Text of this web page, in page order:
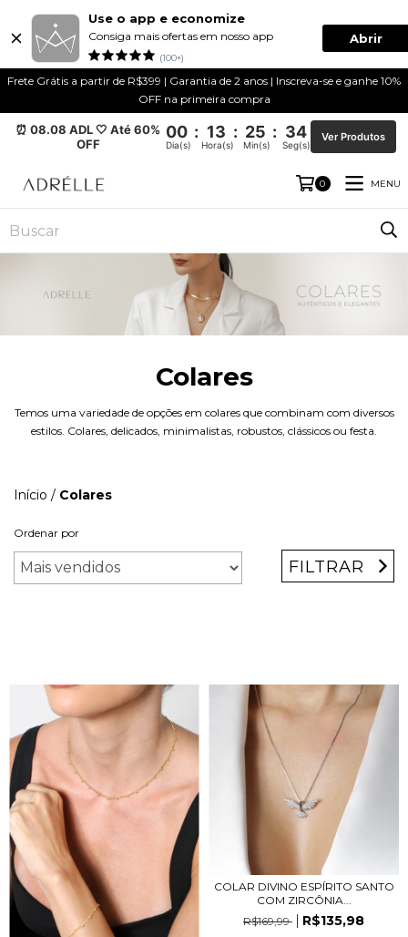
Use o app e economize
Consiga mais ofertas em nosso app
(100+)
Abrir
Frete Grátis a partir de R$399 | Garantia de 2 anos | Inscreva-se e ganhe 10%
OFF na primeira compra
⏰ 08.08 ADL 🤍 Até 60%
OFF
00 : 13 : 25 : 34
Dia(s) Hora(s) Min(s) Seg(s)
Ver Produtos
0 MENU
Colares
Temos uma variedade de opções em colares que combinam com diversos
estilos. Colares, delicados, minimalistas, robustos, clássicos ou festa.
Início / Colares
Ordenar por
FILTRAR
COLAR DIVINO ESPÍRITO SANTO
COM ZIRCÔNIA...
R$169,99
R$135,98